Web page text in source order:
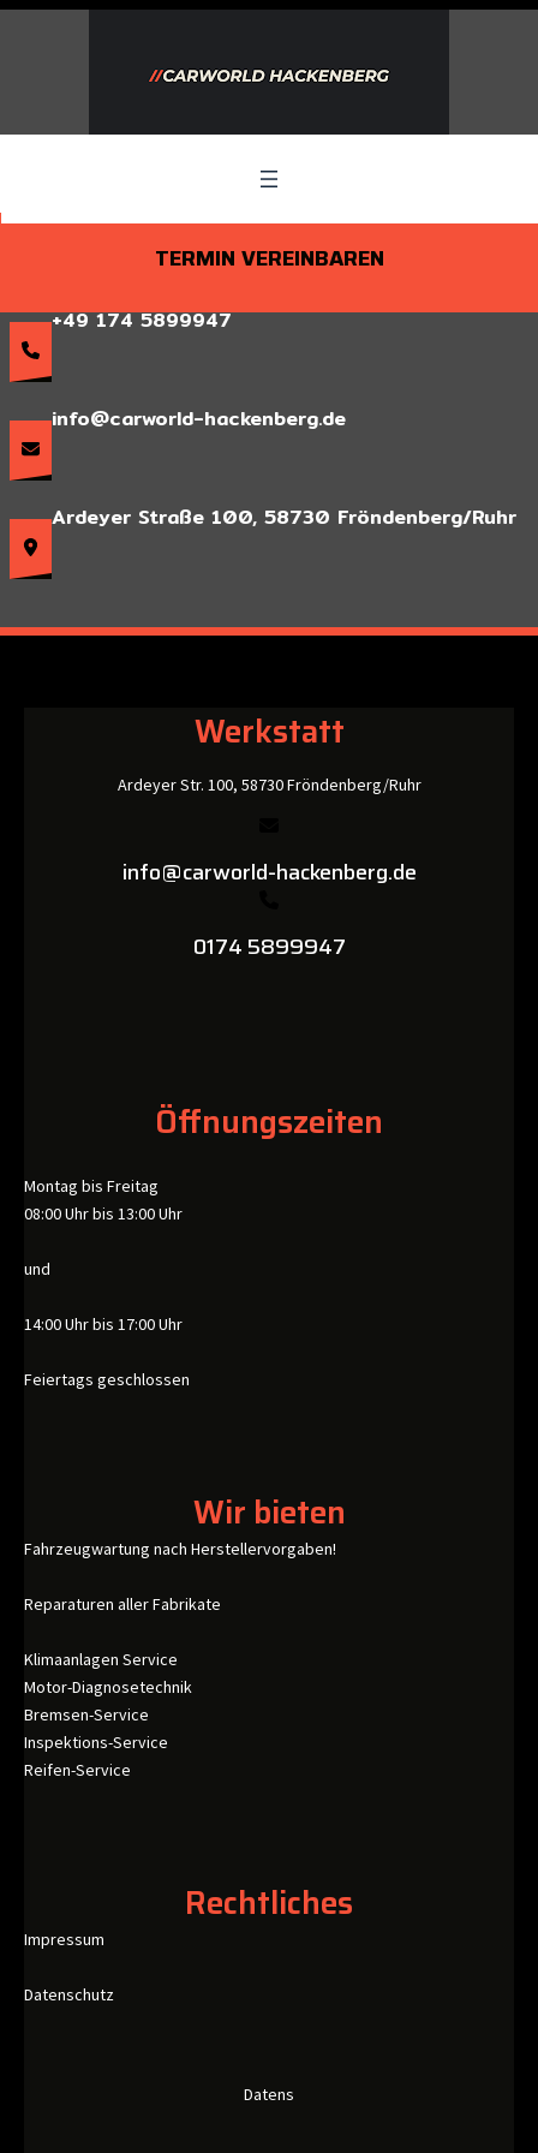
TERMIN VEREINBAREN
+49 174 5899947
info@carworld-hackenberg.de
Ardeyer Straße 100, 58730 Fröndenberg/Ruhr
Werkstatt
Ardeyer Str. 100, 58730 Fröndenberg/Ruhr
info@carworld-hackenberg.de
0174 5899947
Öffnungszeiten
Montag bis Freitag
08:00 Uhr bis 13:00 Uhr
und
14:00 Uhr bis 17:00 Uhr
Feiertags geschlossen
Wir bieten
Fahrzeugwartung nach Herstellervorgaben!
Reparaturen aller Fabrikate
Klimaanlagen Service
Motor-Diagnosetechnik
Bremsen-Service
Inspektions-Service
Reifen-Service
Rechtliches
Impressum
Datenschutz
Datens